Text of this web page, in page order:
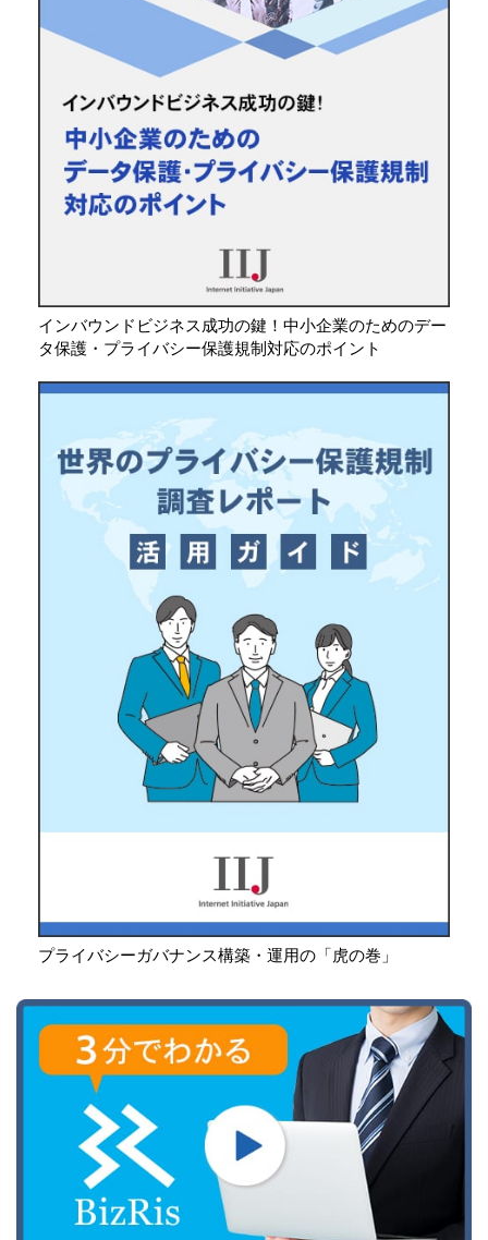
インバウンドビジネス成功の鍵！中小企業のためのデー
タ保護・プライバシー保護規制対応のポイント
プライバシーガバナンス構築・運用の「虎の巻」